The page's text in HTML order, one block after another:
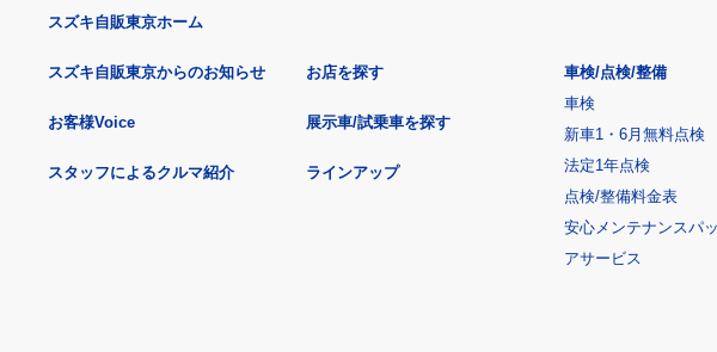
スズキ自販東京ホーム
スズキ自販東京からのお知らせ
お客様Voice
スタッフによるクルマ紹介
お店を探す
展示車/試乗車を探す
ラインアップ
車検/点検/整備
車検
新車1・6月無料点検
法定1年点検
点検/整備料金表
安心メンテナンスパ
アサービス